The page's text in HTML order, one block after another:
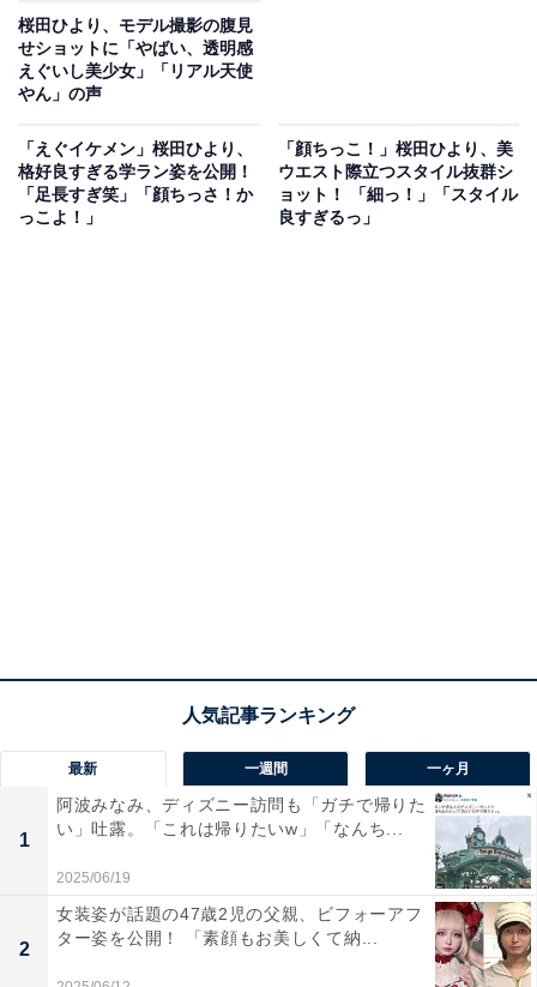
桜田ひより、モデル撮影の腹見
せショットに「やばい、透明感
えぐいし美少女」「リアル天使
やん」の声
「えぐイケメン」桜田ひより、
格好良すぎる学ラン姿を公開！
「足長すぎ笑」「顔ちっさ！か
っこよ！」
「顔ちっこ！」桜田ひより、美
ウエスト際立つスタイル抜群シ
ョット！ 「細っ！」「スタイル
良すぎるっ」
最新 一週間 一ヶ月
1
阿波みなみ、ディズニー訪問も「ガチで帰りた
い」吐露。「これは帰りたいw」「なんち...
2025/06/19
2
女装姿が話題の47歳2児の父親、ビフォーアフ
ター姿を公開！ 「素顔もお美しくて納...